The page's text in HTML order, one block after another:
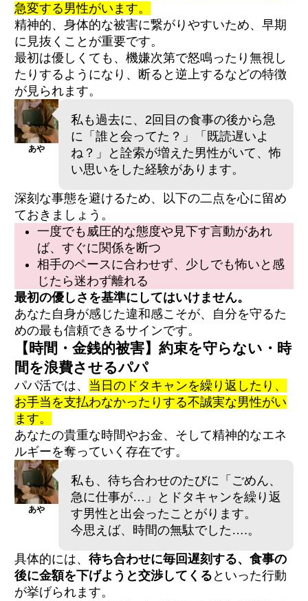
急変する男性がいます。
精神的、身体的な被害に繋がりやすいため、早期
に見抜くことが重要です。
最初は優しくても、機嫌次第で怒鳴ったり無視し
たりするようになり、断ると逆上するなどの特徴
が見られます。
あや
私も過去に、2回目の食事の後から急
に「誰と会ってた？」「既読遅いよ
ね？」と詮索が増えた男性がいて、怖
い思いをした経験があります。
深刻な事態を避けるため、以下の二点を心に留め
ておきましょう。
一度でも威圧的な態度や見下す言動があれ
ば、すぐに関係を断つ
相手のペースに合わせず、少しでも怖いと感
じたら迷わず離れる
最初の優しさを基準にしてはいけません。
あなた自身が感じた違和感こそが、自分を守るた
めの最も信頼できるサインです。
【時間・金銭的被害】約束を守らない・時
間を浪費させるパパ
パパ活では、 当日のドタキャンを繰り返したり、
お手当を支払わなかったりする不誠実な男性がい
ます。
あなたの貴重な時間やお金、そして精神的なエネ
ルギーを奪っていく存在です。
あや
私も、待ち合わせのたびに「ごめん、
急に仕事が…」とドタキャンを繰り返
す男性と出会ったことがります。
今思えば、時間の無駄でした….。
具体的には、 待ち合わせに毎回遅刻する、食事の
後に金額を下げようと交渉してくる といった行動
が挙げられます。